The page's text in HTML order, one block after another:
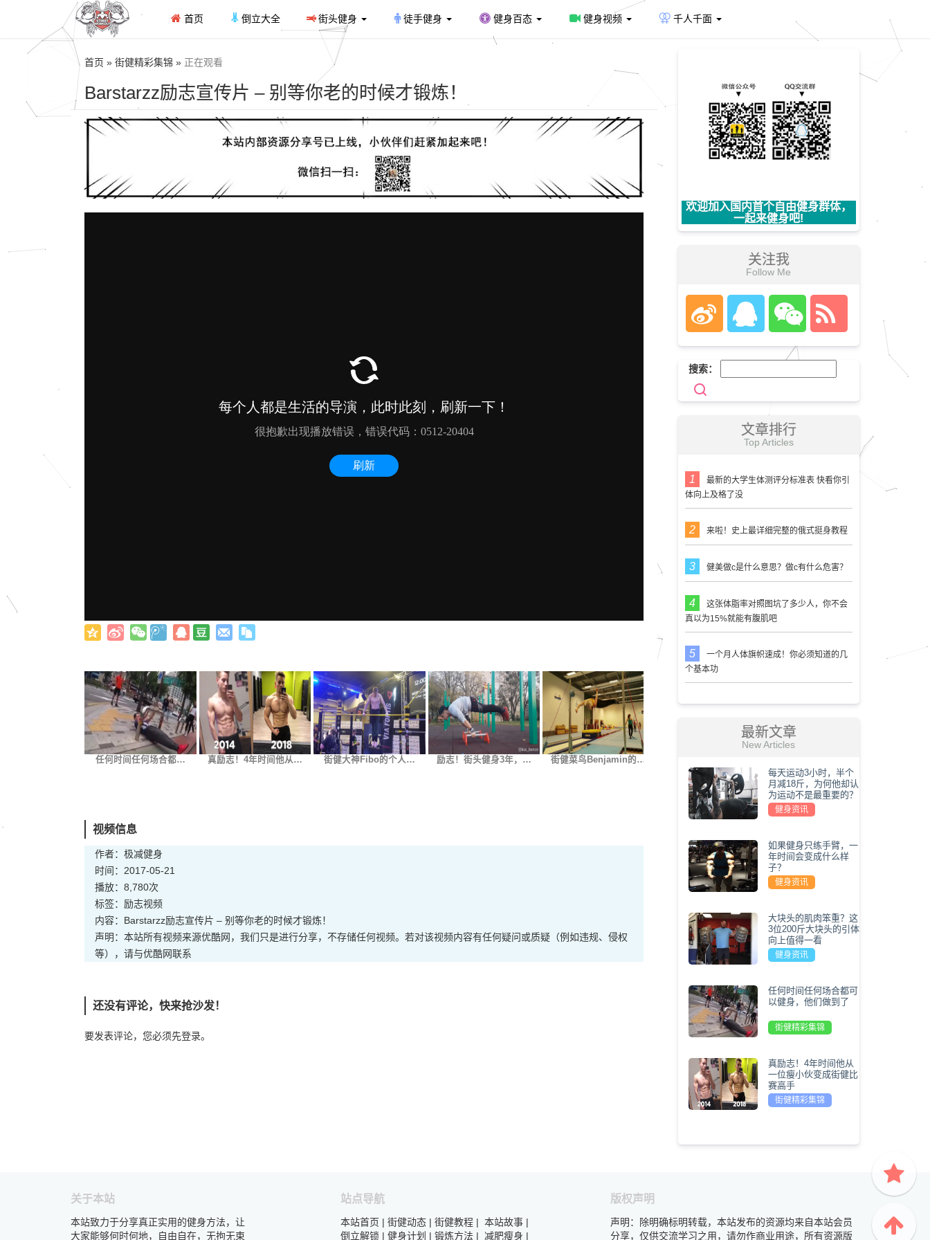
首页 倒立大全 街头健身 徒手健身 健身百态 健身视频 千人千面
首页 » 街健精彩集锦 » 正在观看
Barstarzz励志宣传片 – 别等你老的时候才锻炼！
任何时间任何场合都… 真励志！4年时间他从… 街健大神Fibo的个人… 励志！街头健身3年，… 街健菜鸟Benjamin的…
视频信息
作者：极减健身
时间：2017-05-21
播放：8,780次
标签： 励志视频
内容：Barstarzz励志宣传片 – 别等你老的时候才锻炼！
声明：本站所有视频来源优酷网，我们只是进行分享，不存储任何视频。若对该视频内容有任何疑问或质疑（例如违规、侵权
等），请与优酷网联系
还没有评论，快来抢沙发！
要发表评论，您必须先登录。
欢迎加入国内首个自由健身群体，
一起来健身吧!
关注我
Follow Me
搜索：
文章排行
Top Articles
最新的大学生体测评分标准表 快看你引
体向上及格了没
来啦！史上最详细完整的俄式挺身教程
健美做c是什么意思？做c有什么危害？
这张体脂率对照图坑了多少人，你不会
真以为15%就能有腹肌吧
一个月人体旗帜速成！你必须知道的几
个基本功
最新文章
New Articles
每天运动3小时，半个
月减18斤，为何他却认
为运动不是最重要的？
健身资讯
如果健身只练手臂，一
年时间会变成什么样
子？
健身资讯
大块头的肌肉笨重？这
3位200斤大块头的引体
向上值得一看
健身资讯
任何时间任何场合都可
以健身，他们做到了
街健精彩集锦
真励志！4年时间他从
一位瘦小伙变成街健比
赛高手
街健精彩集锦
关于本站
本站致力于分享真正实用的健身方法，让
大家能够何时何地，自由自在，无拘无束
站点导航
本站首页 | 街健动态 | 街健教程 | 本站故事 |
倒立解锁 | 健身计划 | 锻炼方法 | 减肥瘦身 |
版权声明
声明：除明确标明转载，本站发布的资源均来自本站会员
分享，仅供交流学习之用，请勿作商业用途，所有资源版